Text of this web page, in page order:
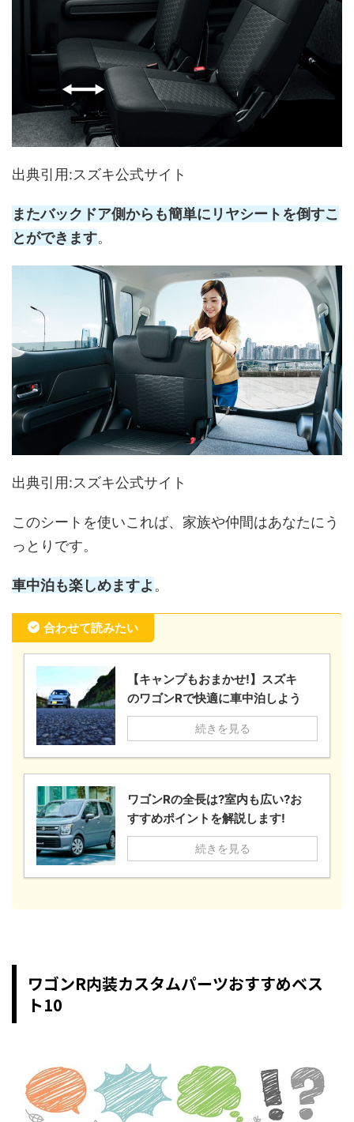
出典引用:スズキ公式サイト
またバックドア側からも簡単にリヤシートを倒すこ
とができます。
出典引用:スズキ公式サイト
このシートを使いこれば、家族や仲間はあなたにう
っとりです。
車中泊も楽しめますよ 。
合わせて読みたい
【キャンプもおまかせ!】スズキ
のワゴンRで快適に車中泊しよう
続きを見る
ワゴンRの全長は?室内も広い?お
すすめポイントを解説します!
続きを見る
ワゴンR内装カスタムパーツおすすめベス
ト10